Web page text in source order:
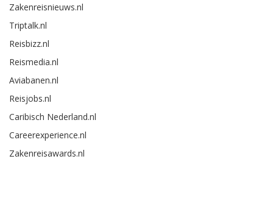
Zakenreisnieuws.nl
Triptalk.nl
Reisbizz.nl
Reismedia.nl
Aviabanen.nl
Reisjobs.nl
Caribisch Nederland.nl
Careerexperience.nl
Zakenreisawards.nl